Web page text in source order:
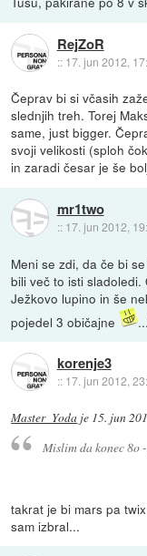
RejZoR
:: 17. jun 2012,
Čeprav bi si včasih
slednjih treh. Torej
same, just bigger.
svoji velikosti (sploh
in zaradi česar je še
mr1two
:: 17. jun 2012,
Meni se zdi, da če bi
bili več to isti sladoledi.
Ježkovo lupino in še
pojedel 3 običajne
korenje3
:: 17. jun 2012,
Master_Yoda je 15. jun
Mislim da konec 8o
takrat je bi mars pa
sam izbral...